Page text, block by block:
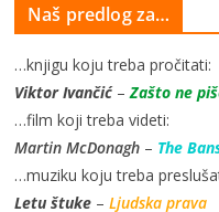
Naš predlog za…
…knjigu koju treba pročitati:
Viktor Ivančić– Zašto ne
…film koji treba videti:
Martin McDonagh – The
…muziku koju treba
Letu štuke – Ljudska prava